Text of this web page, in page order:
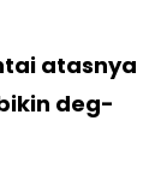
atasnya
deg-